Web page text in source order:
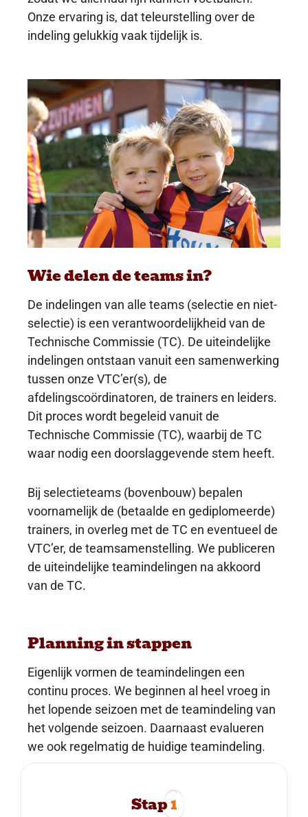
Onze ervaring is, dat teleurstelling over de
indeling gelukkig vaak tijdelijk is.
Wie delen de teams in?
De indelingen van alle teams (selectie en niet-
selectie) is een verantwoordelijkheid van de
Technische Commissie (TC). De uiteindelijke
indelingen ontstaan vanuit een samenwerking
tussen onze VTC’er(s), de
afdelingscoördinatoren, de trainers en leiders.
Dit proces wordt begeleid vanuit de
Technische Commissie (TC), waarbij de TC
waar nodig een doorslaggevende stem heeft.
Bij selectieteams (bovenbouw) bepalen
voornamelijk de (betaalde en gediplomeerde)
trainers, in overleg met de TC en eventueel de
VTC’er, de teamsamenstelling. We publiceren
de uiteindelijke teamindelingen na akkoord
van de TC.
Planning in stappen
Eigenlijk vormen de teamindelingen een
continu proces. We beginnen al heel vroeg in
het lopende seizoen met de teamindeling van
het volgende seizoen. Daarnaast evalueren
we ook regelmatig de huidige teamindeling.
Stap1